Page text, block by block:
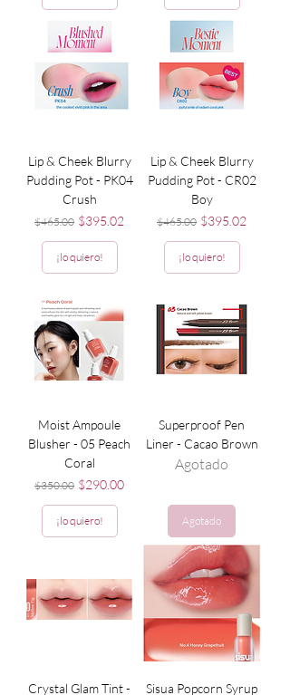
Lip & Cheek Blurry
Pudding Pot - PK04
Crush
Precio
$465.00 Precio de oferta
$395.02
¡lo quiero!
Lip & Cheek Blurry
Pudding Pot - CR02
Boy
Precio
$465.00 Precio de oferta
$395.02
¡lo quiero!
Moist Ampoule
Blusher - 05 Peach
Coral
Precio
$350.00 Precio de oferta
$290.00
¡lo quiero!
Superproof Pen
Liner - Cacao Brown
Agotado
Agotado
Crystal Glam Tint -
Sisua Popcorn Syrup